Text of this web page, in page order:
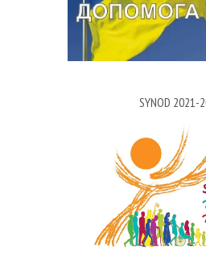
SYNOD 2021-